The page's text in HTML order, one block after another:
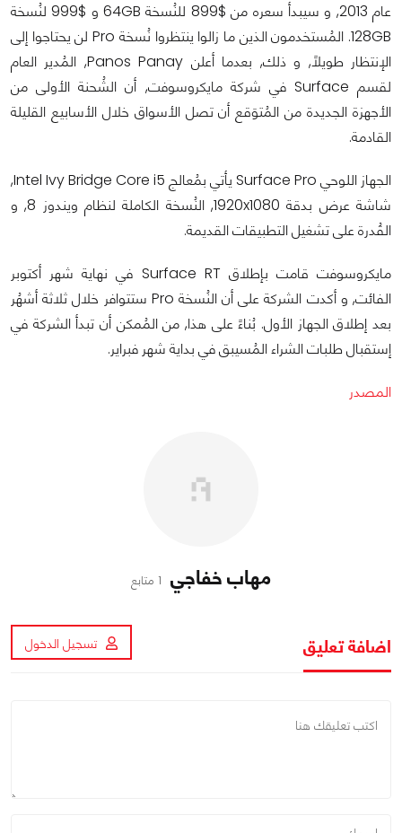
عام 2013, و سيبدأ سعره من $899 للنُسخة 64GB و $999 لنُسخة
128GB. المُستخدمون الذين ما زالوا ينتظروا نُسخة Pro لن يحتاجوا إلى
الإنتظار طويلاً, و ذلك, بعدما أعلن Panos Panay, المُدير العام
لقسم Surface في شركة مايكروسوفت, أن الشُحنة الأولى من
الأجهزة الجديدة من المُتوَقع أن تصل الأسواق خلال الأسابيع القليلة
القادمة.
الجهاز اللوحي Surface Pro يأتي بمُعالج Intel Ivy Bridge Core i5,
شاشة عرض بدقة 1920x1080, النُسخة الكاملة لنظام ويندوز 8, و
القُدرة على تشغيل التطبيقات القديمة.
مايكروسوفت قامت بإطلاق Surface RT في نهاية شهر أكتوبر
الفائت, و أكدت الشركة على أن النُسخة Pro ستتوافر خلال ثلاثة أشهُر
بعد إطلاق الجهاز الأول. بُناءً على هذا, من المُمكن أن تبدأ الشركة في
إستقبال طلبات الشراء المُسيبق في بداية شهر فبراير.
المصدر
مهاب خفاجي 1 متابع
اضافة تعليق تسجيل الدخول